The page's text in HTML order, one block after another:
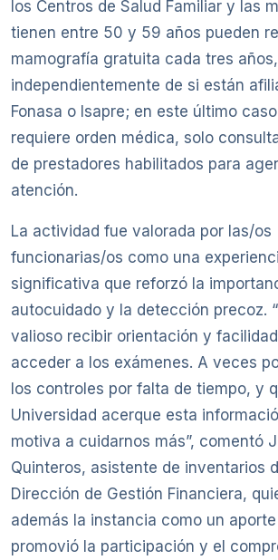
los Centros de Salud Familiar y las
tienen entre 50 y 59 años pueden
mamografía gratuita cada tres años,
independientemente de si están
Fonasa o Isapre; en este último
requiere orden médica, solo
de prestadores habilitados para
atención.
La actividad fue valorada por las/os
funcionarias/os como una
significativa que reforzó la
autocuidado y la detección precoz.
valioso recibir orientación y
acceder a los exámenes. A veces
los controles por falta de tiempo, y
Universidad acerque esta
motiva a cuidarnos más”, comentó
Quinteros, asistente de inventarios
Dirección de Gestión Financiera,
además la instancia como un
promovió la participación y el